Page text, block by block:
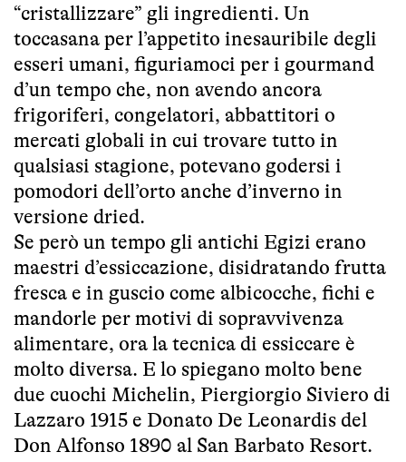
“cristallizzare” gli ingredienti. Un
toccasana per l’appetito inesauribile degli
esseri umani, figuriamoci per i gourmand
d’un tempo che, non avendo ancora
frigoriferi, congelatori, abbattitori o
mercati globali in cui trovare tutto in
qualsiasi stagione, potevano godersi i
pomodori dell’orto anche d’inverno in
versione dried.
Se però un tempo gli antichi Egizi erano
maestri d’essiccazione, disidratando frutta
fresca e in guscio come albicocche, fichi e
mandorle per motivi di sopravvivenza
alimentare, ora la tecnica di essiccare è
molto diversa. E lo spiegano molto bene
due cuochi Michelin, Piergiorgio Siviero di
Lazzaro 1915 e Donato De Leonardis del
Don Alfonso 1890 al San Barbato Resort.